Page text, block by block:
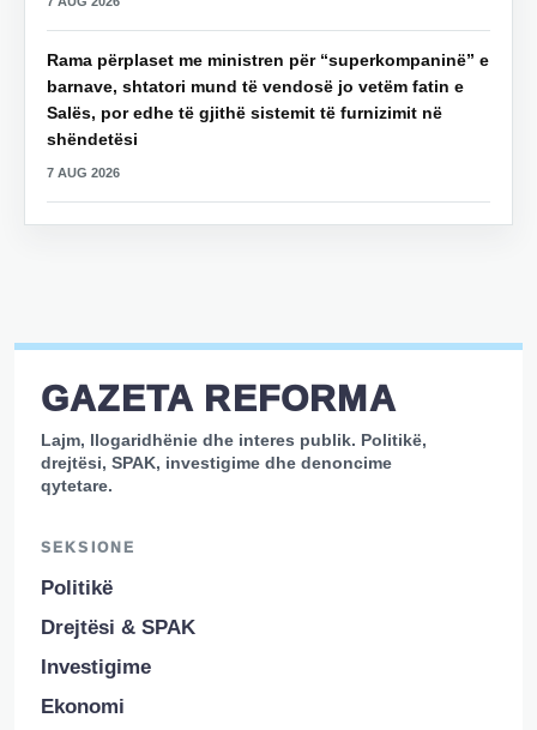
Rama përplaset me ministren për “superkompaninë” e
barnave, shtatori mund të vendosë jo vetëm fatin e
Salës, por edhe të gjithë sistemit të furnizimit në
shëndetësi
7 AUG 2026
GAZETA REFORMA
Lajm, llogaridhënie dhe interes publik. Politikë,
drejtësi, SPAK, investigime dhe denoncime
qytetare.
SEKSIONE
Politikë
Drejtësi & SPAK
Investigime
Ekonomi